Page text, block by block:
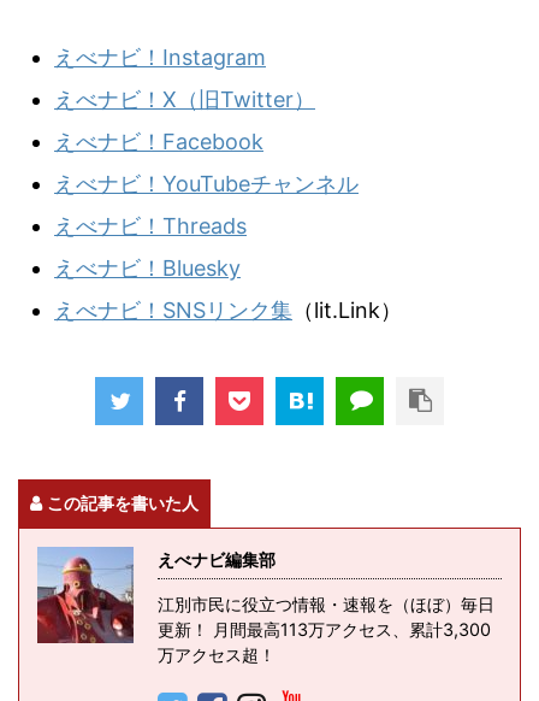
えべナビ！Instagram
えべナビ！X（旧Twitter）
えべナビ！Facebook
えべナビ！YouTubeチャンネル
えべナビ！Threads
えべナビ！Bluesky
えべナビ！SNSリンク集 （lit.Link）
この記事を書いた人
えべナビ編集部
江別市民に役立つ情報・速報を（ほぼ）毎日
更新！ 月間最高113万アクセス、累計3,300
万アクセス超！